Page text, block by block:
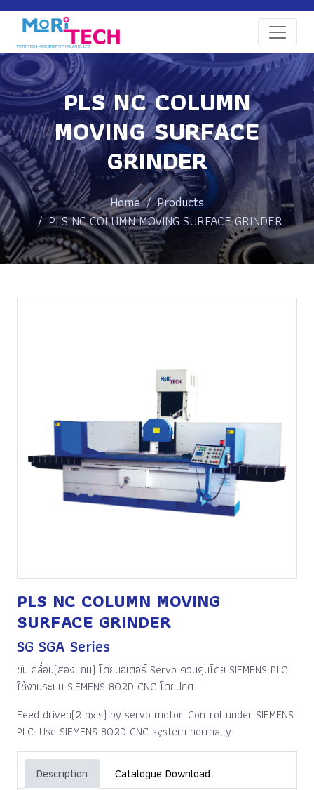
PLS NC COLUMN
MOVING SURFACE
GRINDER
Home
Products
PLS NC COLUMN MOVING SURFACE GRINDER
PLS NC COLUMN MOVING
SURFACE GRINDER
SG SGA Series
ขับเคลื่อน(สองแกน) โดยมอเตอร์ Servo ควบคุมโดย SIEMENS PLC.
ใช้งานระบบ SIEMENS 802D CNC โดยปกติ
Feed driven(2 axis) by servo motor. Control under SIEMENS
PLC. Use SIEMENS 802D CNC system normally.
Description Catalogue Download